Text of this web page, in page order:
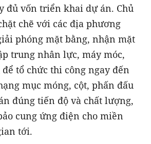
đủ vốn triển khai dự án. Chủ
chẽ với các địa phương
phóng mặt bằng, nhận mặt
trung nhân lực, máy móc,
tổ chức thi công ngay đến
mục móng, cột, phấn đấu
đúng tiến độ và chất lượng,
cung ứng điện cho miền
tới.